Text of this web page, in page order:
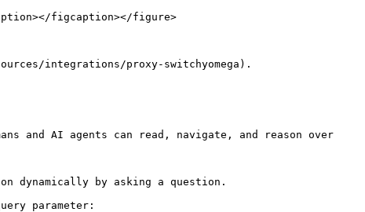
figcaption></figure>
integrations/proxy-switchyomega).
and AI agents can read, navigate, and reason over
dynamically by asking a question.
parameter: